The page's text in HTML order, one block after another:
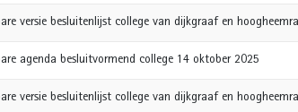
versie besluitenlijst college van dijkgraaf en
agenda besluitvormend college 14 oktober 2025
versie besluitenlijst college van dijkgraaf en